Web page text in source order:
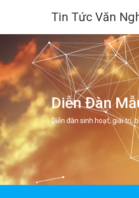
Tin Tức Văn
Diễn Đàn
Diễn đàn sinh hoạt, giải trí,